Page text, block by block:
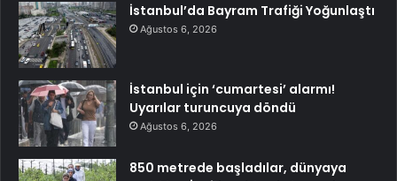
İstanbul’da Bayram Trafiği Yoğunlaştı
Ağustos 6, 2026
İstanbul için ‘cumartesi’ alarmı!
Uyarılar turuncuya döndü
Ağustos 6, 2026
850 metrede başladılar, dünyaya